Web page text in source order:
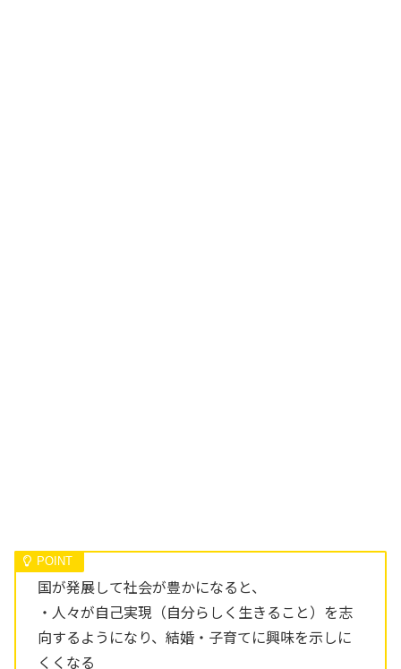
国が発展して社会が豊かになると、
・人々が自己実現（自分らしく生きること）を志
向するようになり、結婚・子育てに興味を示しに
くくなる